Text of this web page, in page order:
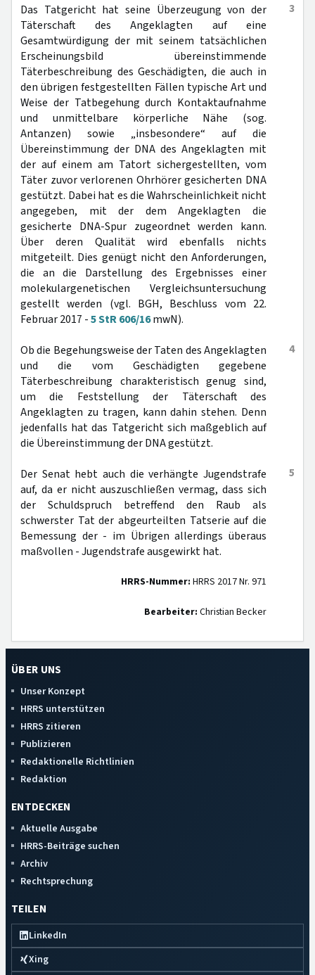
3
Das Tatgericht hat seine Überzeugung von der
Täterschaft des Angeklagten auf eine
Gesamtwürdigung der mit seinem tatsächlichen
Erscheinungsbild übereinstimmende
Täterbeschreibung des Geschädigten, die auch in
den übrigen festgestellten Fällen typische Art und
Weise der Tatbegehung durch Kontaktaufnahme
und unmittelbare körperliche Nähe (sog.
Antanzen) sowie „insbesondere“ auf die
Übereinstimmung der DNA des Angeklagten mit
der auf einem am Tatort sichergestellten, vom
Täter zuvor verlorenen Ohrhörer gesicherten DNA
gestützt. Dabei hat es die Wahrscheinlichkeit nicht
angegeben, mit der dem Angeklagten die
gesicherte DNA-Spur zugeordnet werden kann.
Über deren Qualität wird ebenfalls nichts
mitgeteilt. Dies genügt nicht den Anforderungen,
die an die Darstellung des Ergebnisses einer
molekulargenetischen Vergleichsuntersuchung
gestellt werden (vgl. BGH, Beschluss vom 22.
Februar 2017 -5 StR 606/16mwN).
4
Ob die Begehungsweise der Taten des Angeklagten
und die vom Geschädigten gegebene
Täterbeschreibung charakteristisch genug sind,
um die Feststellung der Täterschaft des
Angeklagten zu tragen, kann dahin stehen. Denn
jedenfalls hat das Tatgericht sich maßgeblich auf
die Übereinstimmung der DNA gestützt.
5
Der Senat hebt auch die verhängte Jugendstrafe
auf, da er nicht auszuschließen vermag, dass sich
der Schuldspruch betreffend den Raub als
schwerster Tat der abgeurteilten Tatserie auf die
Bemessung der - im Übrigen allerdings überaus
maßvollen - Jugendstrafe ausgewirkt hat.
HRRS-Nummer: HRRS 2017 Nr. 971
Bearbeiter: Christian Becker
ÜBER UNS
Unser Konzept
HRRS unterstützen
HRRS zitieren
Publizieren
Redaktionelle Richtlinien
Redaktion
ENTDECKEN
Aktuelle Ausgabe
HRRS-Beiträge suchen
Archiv
Rechtsprechung
TEILEN
LinkedIn
Xing